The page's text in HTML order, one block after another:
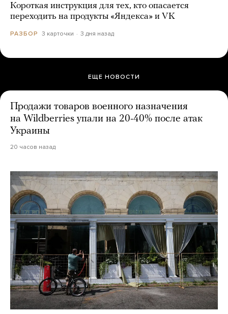
Короткая инструкция для тех, кто опасается
переходить на продукты «Яндекса» и VK
РАЗБОР 3 карточки 3 дня назад
ЕЩЕ НОВОСТИ
Продажи товаров военного назначения
на Wildberries упали на 20-40% после атак
Украины
20 часов назад